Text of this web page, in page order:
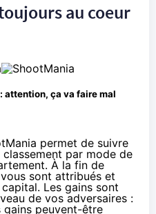
au coeur
attention, ça va faire mal
permet de suivre
par mode de
À la fin de
sont attribués et
Les gains sont
de vos adversaires :
peuvent-être